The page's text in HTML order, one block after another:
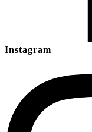
Instagram